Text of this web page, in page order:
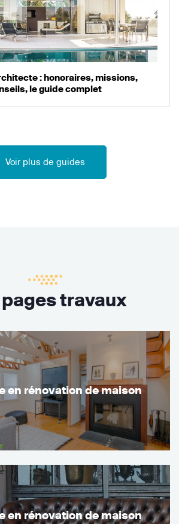
: honoraires, missions,
le guide complet
Voir plus de guides
travaux
en rénovation de maison
en rénovation de maison